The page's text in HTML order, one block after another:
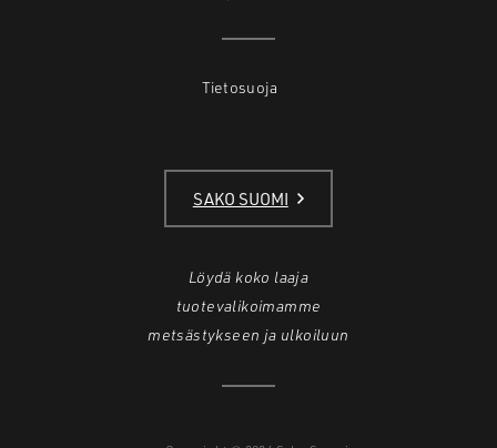
Tietosuoja
SAKO SUOMI
Löydä koko laaja
tuotevalikoimamme
metsästykseen ja ulkoiluun